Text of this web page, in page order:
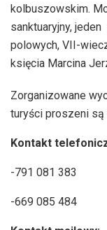
kolbuszowskim.
sanktuaryjny,
polowych, VII-
księcia Marcina
Zorganizowane
turyści proszeni
Kontakt
-791 081 383
-669 085 484